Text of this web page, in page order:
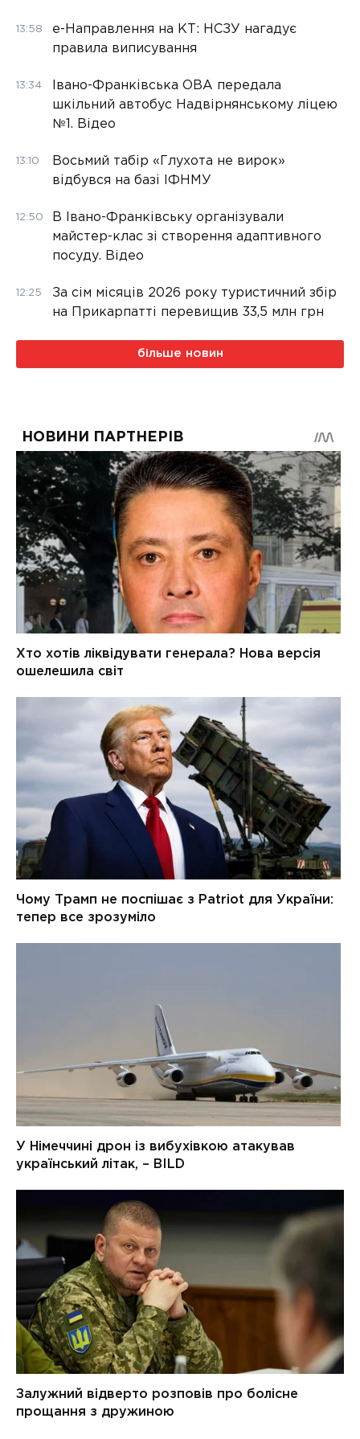
13:58
е-Направлення на КТ: НСЗУ нагадує
правила виписування
13:34
Івано-Франківська ОВА передала
шкільний автобус Надвірнянському ліцею
№1. Відео
13:10
Восьмий табір «Глухота не вирок»
відбувся на базі ІФНМУ
12:50
В Івано-Франківську організували
майстер-клас зі створення адаптивного
посуду. Відео
12:25
За сім місяців 2026 року туристичний збір
на Прикарпатті перевищив 33,5 млн грн
більше новин